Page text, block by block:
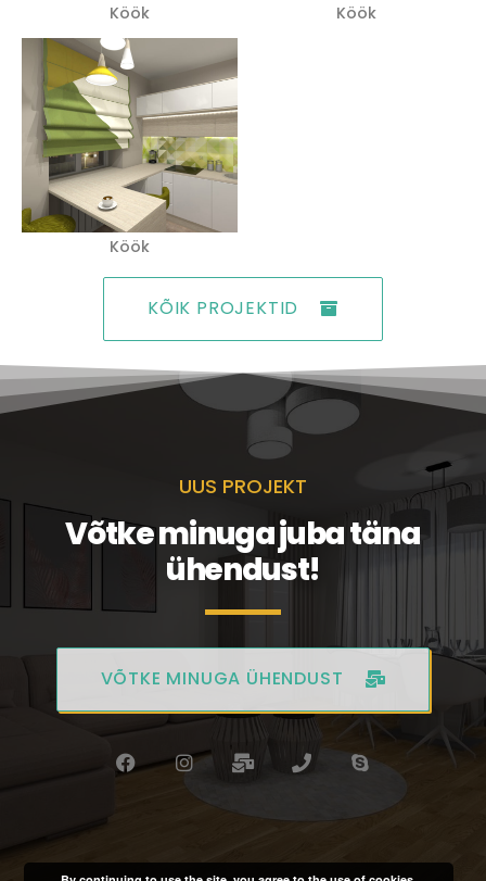
Köök Köök
Köök
KÕIK PROJEKTID
UUS PROJEKT
Võtke minuga juba täna
ühendust!
VÕTKE MINUGA ÜHENDUST